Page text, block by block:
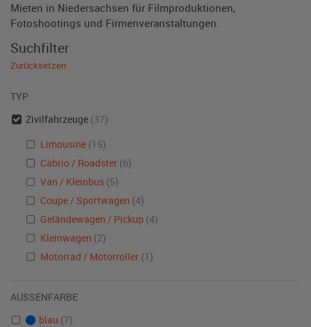
Mieten in Niedersachsen für Filmproduktionen,
Fotoshootings und Firmenveranstaltungen.
Suchfilter
Zurücksetzen
TYP
Zivilfahrzeuge (37)
Limousine (15)
Cabrio / Roadster (6)
Van / Kleinbus (5)
Coupe / Sportwagen (4)
Geländewagen / Pickup (4)
Kleinwagen (2)
Motorrad / Motorroller (1)
AUSSENFARBE
blau (7)